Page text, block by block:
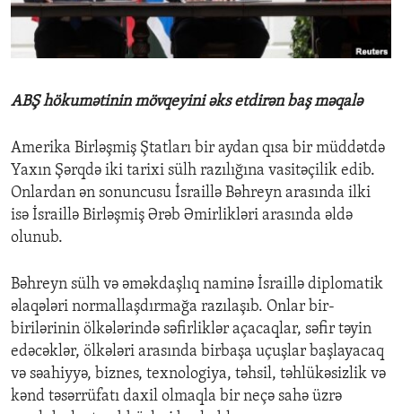
ENVIRONMENT AND HEALTH
IDEALS AND INSTITUTIONS
ABŞ hökumətinin mövqeyini əks etdirən baş məqalə
Amerika Birləşmiş Ştatları bir aydan qısa bir müddətdə
Yaxın Şərqdə iki tarixi sülh razılığına vasitəçilik edib.
Onlardan ən sonuncusu İsraillə Bəhreyn arasında ilki
isə İsraillə Birləşmiş Ərəb Əmirlikləri arasında əldə
olunub.
Bəhreyn sülh və əməkdaşlıq naminə İsraillə diplomatik
əlaqələri normallaşdırmağa razılaşıb. Onlar bir-
birilərinin ölkələrində səfirliklər açacaqlar, səfir təyin
edəcəklər, ölkələri arasında birbaşa uçuşlar başlayacaq
və səahiyyə, biznes, texnologiya, təhsil, təhlükəsizlik və
kənd təsərrüfatı daxil olmaqla bir neçə sahə üzrə